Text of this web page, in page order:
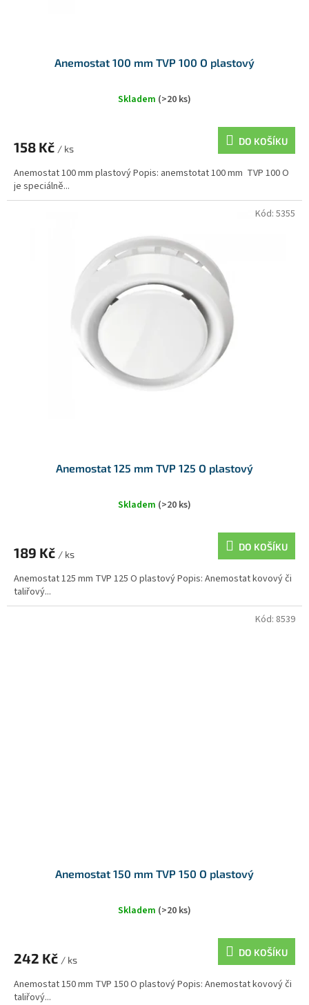
Anemostat 100 mm TVP 100 O plastový
Skladem (>20 ks)
158 Kč / ks
DO KOŠÍKU
Anemostat 100 mm plastový Popis: anemstotat 100 mm TVP 100 O
je speciálně...
Anemostat 125 mm TVP 125 O plastový
Skladem (>20 ks)
189 Kč / ks
DO KOŠÍKU
Anemostat 125 mm TVP 125 O plastový Popis: Anemostat kovový či
taliřový...
Kód: 5355
Anemostat 150 mm TVP 150 O plastový
Skladem (>20 ks)
242 Kč / ks
DO KOŠÍKU
Anemostat 150 mm TVP 150 O plastový Popis: Anemostat kovový či
taliřový...
Kód: 8539